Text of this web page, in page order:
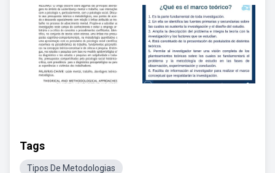
Tags
Tipos De Metodologias